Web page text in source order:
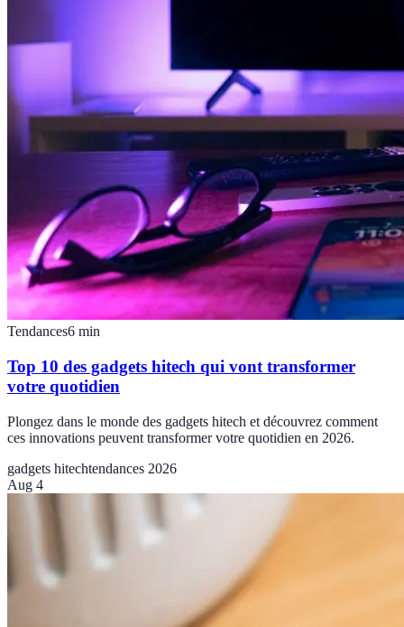
Tendances6 min
Top 10 des gadgets hitech qui vont transformer
votre quotidien
Plongez dans le monde des gadgets hitech et découvrez comment
ces innovations peuvent transformer votre quotidien en 2026.
gadgets hitechtendances 2026
Aug 4